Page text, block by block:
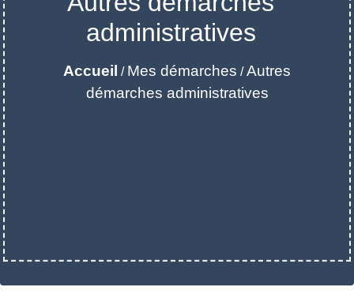
administratives
Accueil / Mes démarches /Autres
démarches administratives